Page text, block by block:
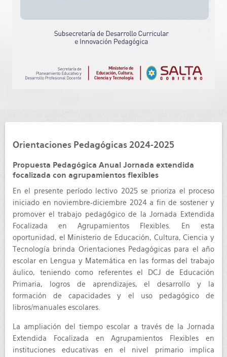
Orientaciones Pedagógicas 2024-2025
Propuesta Pedagógica Anual Jornada extendida
focalizada con agrupamientos flexibles
En el presente período lectivo 2025 se prioriza el proceso
iniciado en noviembre-diciembre 2024 a fin de sostener y
promover el trabajo pedagógico de la Jornada Extendida
Focalizada en Agrupamientos Flexibles. En esta
oportunidad, el Ministerio de Educación, Cultura, Ciencia y
Tecnología brinda Orientaciones Pedagógicas para el año
escolar en Lengua y Matemática en las formas del trabajo
áulico, teniendo como referentes el DCJ de Educación
Primaria, logros de aprendizajes, el desarrollo y la
formación de capacidades y el uso pedagógico de
libros/manuales escolares.
La ampliación del tiempo escolar a través de la Jornada
Extendida Focalizada en Agrupamientos Flexibles en
instituciones educativas en el nivel primario implica